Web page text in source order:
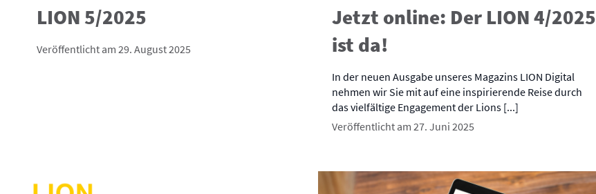
LION 5/2025
Veröffentlicht am 29. August 2025
Jetzt online: Der LION 4/2025
ist da!
In der neuen Ausgabe unseres Magazins LION Digital
nehmen wir Sie mit auf eine inspirierende Reise durch
das vielfältige Engagement der Lions [...]
Veröffentlicht am 27. Juni 2025